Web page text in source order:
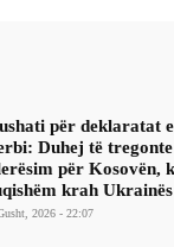
për deklaratat
Duhej të
për Kosovën,
krah Ukrainës
2026 - 22:07